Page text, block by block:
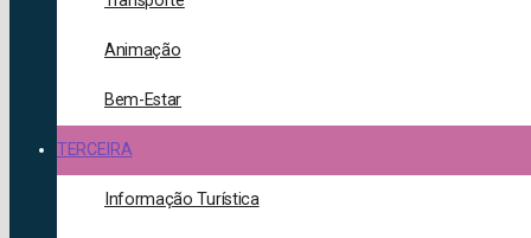
Animação
Bem-Estar
TERCEIRA
Informação Turística